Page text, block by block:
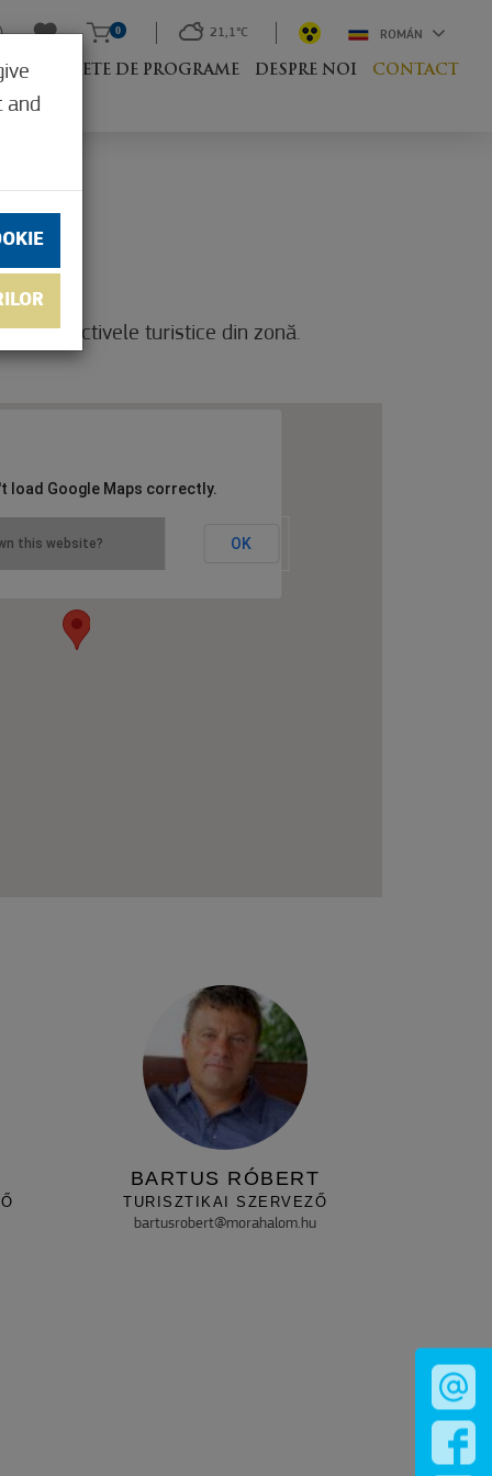
PACHETE DE PROGRAME DESPRE NOI
CONTACT
0 21,1°C ROMÁN
și obiectivele turistice din zonă.
load Google Maps correctly.
this website? OK
BARTUS RÓBERT
TURISZTIKAI SZERVEZŐ
bartusrobert@morahalom.hu
and